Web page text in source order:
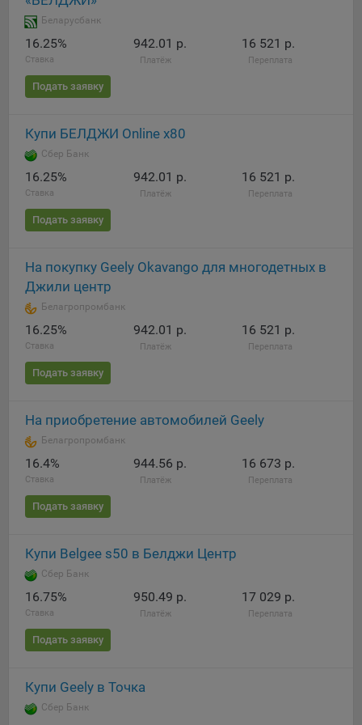
используется для обеспечения корректной работы сайта.
Компании, которой мы поручаем обработку данных для
данной цели:
Сервис хранения информации, предоставляемый
технолоджи», 220069 г. Минск, пр-т Дзержинского, д.3Б,
пом.44.
Рекламные Cookie
Отключение рекламных cookie-файлы не позволит
принимать меры по совершенствованию работы
осуществлять подбор рекламы, иных рекламных
материалов по наиболее актуальному, подходящему
назначению для каждого конкретного пользователя.
Компании, которым мы поручаем обработку данных для
данной цели:
Яндекса рекламная сеть (Yandex Mobile Ads, ADFOX) -
Google Ads - сервис показа контекстной рекламы,
предоставляемый компанией Google Ireland Ltd, Gordon
House Barrow Street Dublin 4, D04E5W5 Ireland.
Сохранить мои изменения
Сохранить по умолчанию
Беларусбанк
16.25%
Ставка
942.01 р.
Платёж
16 521 р.
Переплата
Подать заявку
Купи БЕЛДЖИ Online x80
Сбер Банк
16.25%
Ставка
942.01 р.
Платёж
16 521 р.
Переплата
Подать заявку
На покупку Geely Okavango для многодетных в
Джили центр
Белагропромбанк
16.25%
Ставка
942.01 р.
Платёж
16 521 р.
Переплата
Подать заявку
На приобретение автомобилей Geely
Белагропромбанк
16.4%
Ставка
944.56 р.
Платёж
16 673 р.
Переплата
Подать заявку
Купи Belgee s50 в Белджи Центр
Сбер Банк
16.75%
Ставка
950.49 р.
Платёж
17 029 р.
Переплата
Подать заявку
Купи Geely в Точка
Сбер Банк